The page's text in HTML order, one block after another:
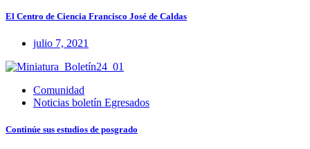
El Centro de Ciencia Francisco José de Caldas
julio 7, 2021
Comunidad
Noticias boletín Egresados
Continúe sus estudios de posgrado